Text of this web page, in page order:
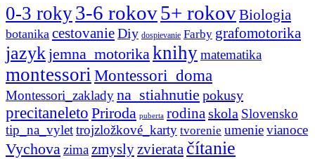
0-3 roky3-6 rokov5+ rokovBiologia
botanika cestovanieDiy dospievanie Farby grafomotorika
jazykjemna_motorika knihymatematika
montessori Montessori_doma
Montessori_zakladyna_stiahnutie pokusy
precitaneleto Priroda puberta rodina skola Slovensko
tip_na_vylettrojzložkové_karty tvorenie umenievianoce
Vychova zima zmysly zvierata čítanie